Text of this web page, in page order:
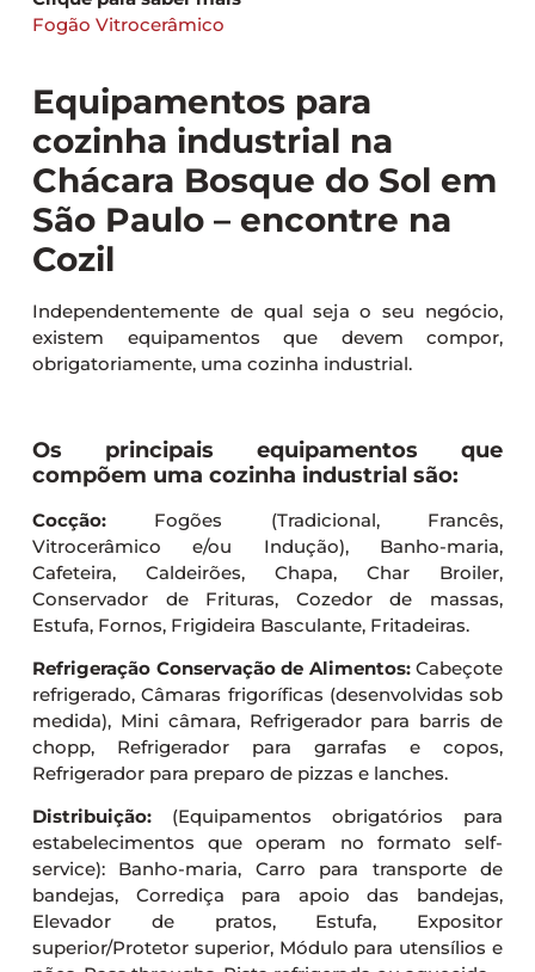
Fogão Vitrocerâmico
Equipamentos para
cozinha industrial na
Chácara Bosque do Sol em
São Paulo – encontre na
Cozil
Independentemente de qual seja o seu negócio,
existem equipamentos que devem compor,
obrigatoriamente, uma cozinha industrial.
Os principais equipamentos que
compõem uma cozinha industrial são:
Cocção: Fogões (Tradicional, Francês,
Vitrocerâmico e/ou Indução), Banho-maria,
Cafeteira, Caldeirões, Chapa, Char Broiler,
Conservador de Frituras, Cozedor de massas,
Estufa, Fornos, Frigideira Basculante, Fritadeiras.
Refrigeração Conservação de Alimentos:Cabeçote
refrigerado, Câmaras frigoríficas (desenvolvidas sob
medida), Mini câmara, Refrigerador para barris de
chopp, Refrigerador para garrafas e copos,
Refrigerador para preparo de pizzas e lanches.
Distribuição: (Equipamentos obrigatórios para
estabelecimentos que operam no formato self-
service): Banho-maria, Carro para transporte de
bandejas, Corrediça para apoio das bandejas,
Elevador de pratos, Estufa, Expositor
superior/Protetor superior, Módulo para utensílios e